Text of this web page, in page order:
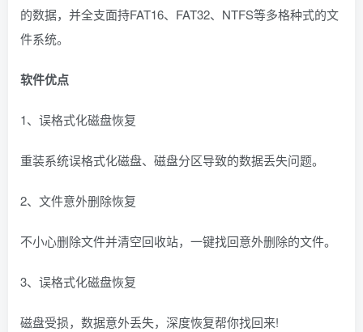
的数据，并全支面持FAT16、FAT32、NTFS等多格种式的文
件系统。
软件优点
1、误格式化磁盘恢复
重装系统误格式化磁盘、磁盘分区导致的数据丢失问题。
2、文件意外删除恢复
不小心删除文件并清空回收站，一键找回意外删除的文件。
3、误格式化磁盘恢复
磁盘受损，数据意外丢失，深度恢复帮你找回来!